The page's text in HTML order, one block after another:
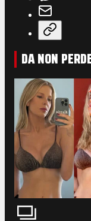
DA NON